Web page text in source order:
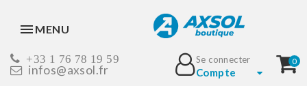
MENU
+33 1 76 78 19 59
infos@axsol.fr
0
Se connecter
Compte